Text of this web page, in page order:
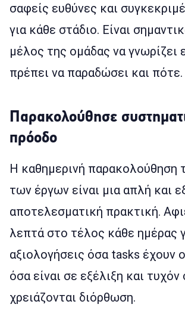
σαφείς ευθύνες και
για κάθε στάδιο. Είναι
μέλος της ομάδας να γνωρίζει
πρέπει να παραδώσει και πότε.
Παρακολούθησε
πρόοδο
Η καθημερινή παρακολούθηση
των έργων είναι μια απλή και
αποτελεσματική πρακτική.
λεπτά στο τέλος κάθε ημέρας
αξιολογήσεις όσα tasks έχουν
όσα είναι σε εξέλιξη και
χρειάζονται διόρθωση.